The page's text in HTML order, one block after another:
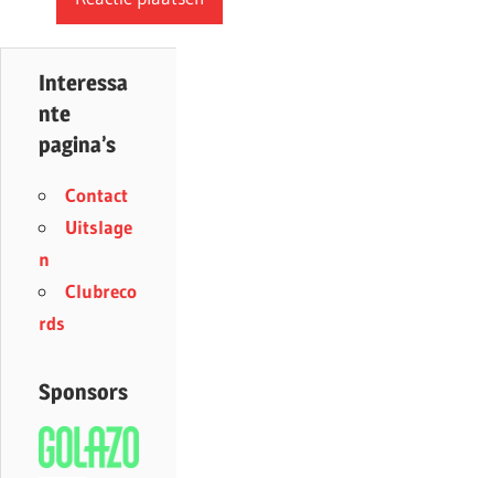
Interessa
nte
pagina’s
Contact
Uitslage
n
Clubreco
rds
Sponsors